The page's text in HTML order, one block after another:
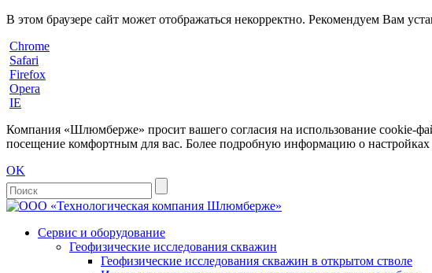
В этом браузере сайт может отображаться некорректно. Рекомендуем Вам
Chrome
Safari
Firefox
Opera
IE
Компания «Шлюмберже» просит вашего согласия на использование cookie-
посещение комфортным для вас. Более подробную информацию о
OK
Сервис и оборудование
Геофизические исследования скважин
Геофизические исследования скважин в открытом стволе